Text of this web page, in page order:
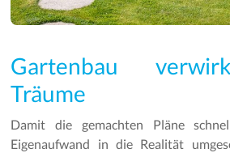
Gartenbau
Träume
Damit die gemachten Pläne
Eigenaufwand in die Realität